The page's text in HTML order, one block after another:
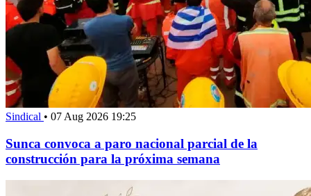
Sindical • 07 Aug 2026 19:25
Sunca convoca a paro nacional parcial de la
construcción para la próxima semana